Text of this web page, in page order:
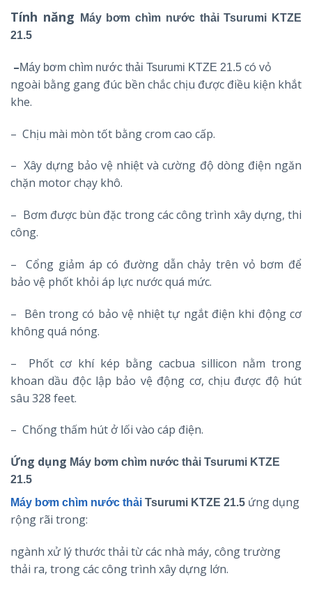
Tính năng
Máy bơm chìm nước thải Tsurumi KTZE
21.5
–Máy bơm chìm nước thải Tsurumi KTZE 21.5 có vỏ
ngoài bằng gang đúc bền chắc chịu được điều kiện khắt
khe.
– Chịu mài mòn tốt bằng crom cao cấp.
– Xây dựng bảo vệ nhiệt và cường độ dòng điện ngăn
chặn motor chạy khô.
– Bơm được bùn đặc trong các công trình xây dựng, thi
công.
– Cổng giảm áp có đường dẫn chảy trên vỏ bơm để
bảo vệ phốt khỏi áp lực nước quá mức.
– Bên trong có bảo vệ nhiệt tự ngắt điện khi động cơ
không quá nóng.
– Phốt cơ khí kép bằng cacbua sillicon nằm trong
khoan dầu độc lập bảo vệ động cơ, chịu được độ hút
sâu 328 feet.
– Chống thấm hút ở lối vào cáp điện.
Ứng dụng Máy bơm chìm nước thải Tsurumi KTZE
21.5
Máy bơm chìm nước thải Tsurumi KTZE 21.5 ứng dụng
rộng rãi trong:
ngành xử lý thước thải từ các nhà máy, công trường
thải ra, trong các công trình xây dựng lớn.